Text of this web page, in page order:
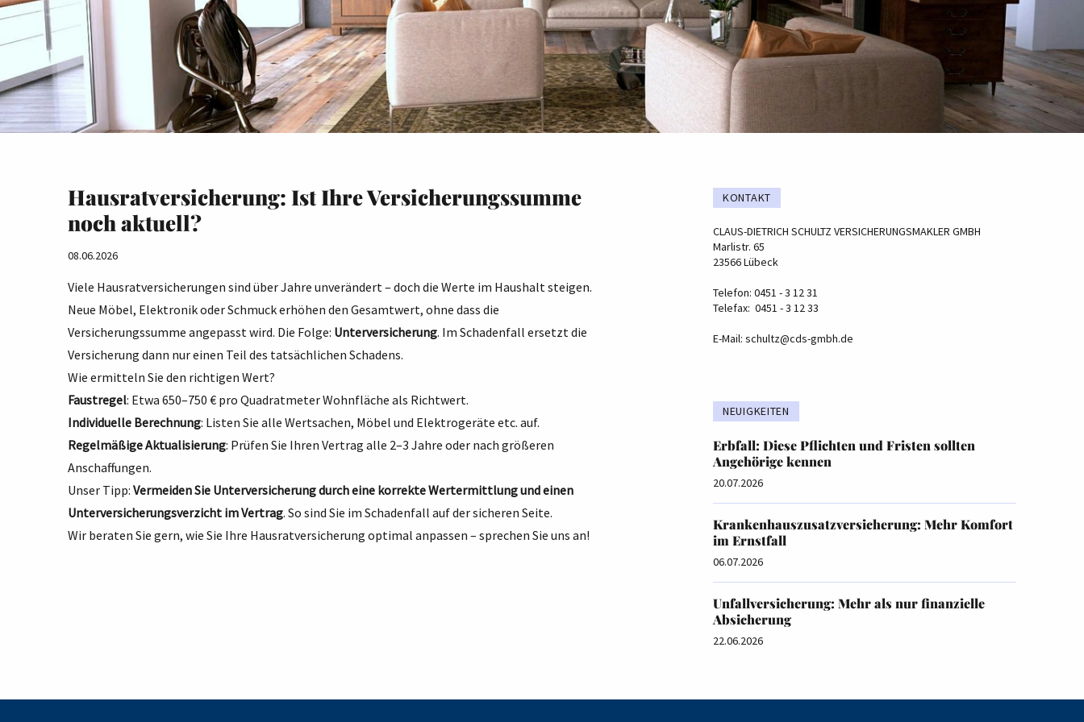
Hausratversicherung: Ist Ihre Versicherungssumme
noch aktuell?
08.06.2026
Viele Hausratversicherungen sind über Jahre unverändert – doch die Werte im Haushalt steigen.
Neue Möbel, Elektronik oder Schmuck erhöhen den Gesamtwert, ohne dass die
Versicherungssumme angepasst wird. Die Folge: Unterversicherung. Im Schadenfall ersetzt die
Versicherung dann nur einen Teil des tatsächlichen Schadens.
Wie ermitteln Sie den richtigen Wert?
Faustregel: Etwa 650–750 € pro Quadratmeter Wohnfläche als Richtwert.
Individuelle Berechnung: Listen Sie alle Wertsachen, Möbel und Elektrogeräte etc. auf.
Regelmäßige Aktualisierung: Prüfen Sie Ihren Vertrag alle 2–3 Jahre oder nach größeren
Anschaffungen.
Unser Tipp: Vermeiden Sie Unterversicherung durch eine korrekte Wertermittlung und einen
Unterversicherungsverzicht im Vertrag. So sind Sie im Schadenfall auf der sicheren Seite.
Wir beraten Sie gern, wie Sie Ihre Hausratversicherung optimal anpassen – sprechen Sie uns an!
KONTAKT
CLAUS-DIETRICH SCHULTZ VERSICHERUNGSMAKLER GMBH
Marlistr. 65
23566 Lübeck
Telefon: 0451 - 3 12 31
Telefax: 0451 - 3 12 33
E-Mail: schultz@cds-gmbh.de
NEUIGKEITEN
Erbfall: Diese Pflichten und Fristen sollten
Angehörige kennen
20.07.2026
Krankenhauszusatzversicherung: Mehr Komfort
im Ernstfall
06.07.2026
Unfallversicherung: Mehr als nur finanzielle
Absicherung
22.06.2026